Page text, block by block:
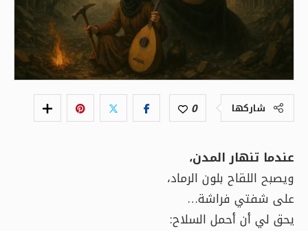
شاركها 0
عندما تنهار المدن،
ويصبح اللقاح بلون الرماد،
على شفتي فراشة…
يحق لي أن أحمل السلاح: